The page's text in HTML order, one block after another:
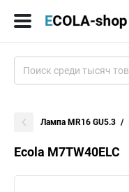
Лампа MR16 GU5.3
Ecola M7TW40ELC